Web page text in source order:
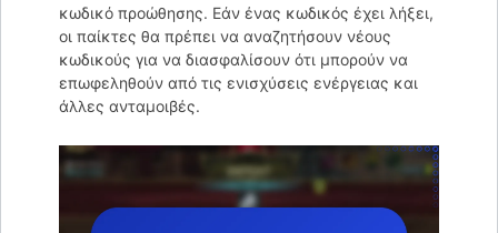
κωδικό προώθησης. Εάν ένας κωδικός έχει λήξει,
οι παίκτες θα πρέπει να αναζητήσουν νέους
κωδικούς για να διασφαλίσουν ότι μπορούν να
επωφεληθούν από τις ενισχύσεις ενέργειας και
άλλες ανταμοιβές.